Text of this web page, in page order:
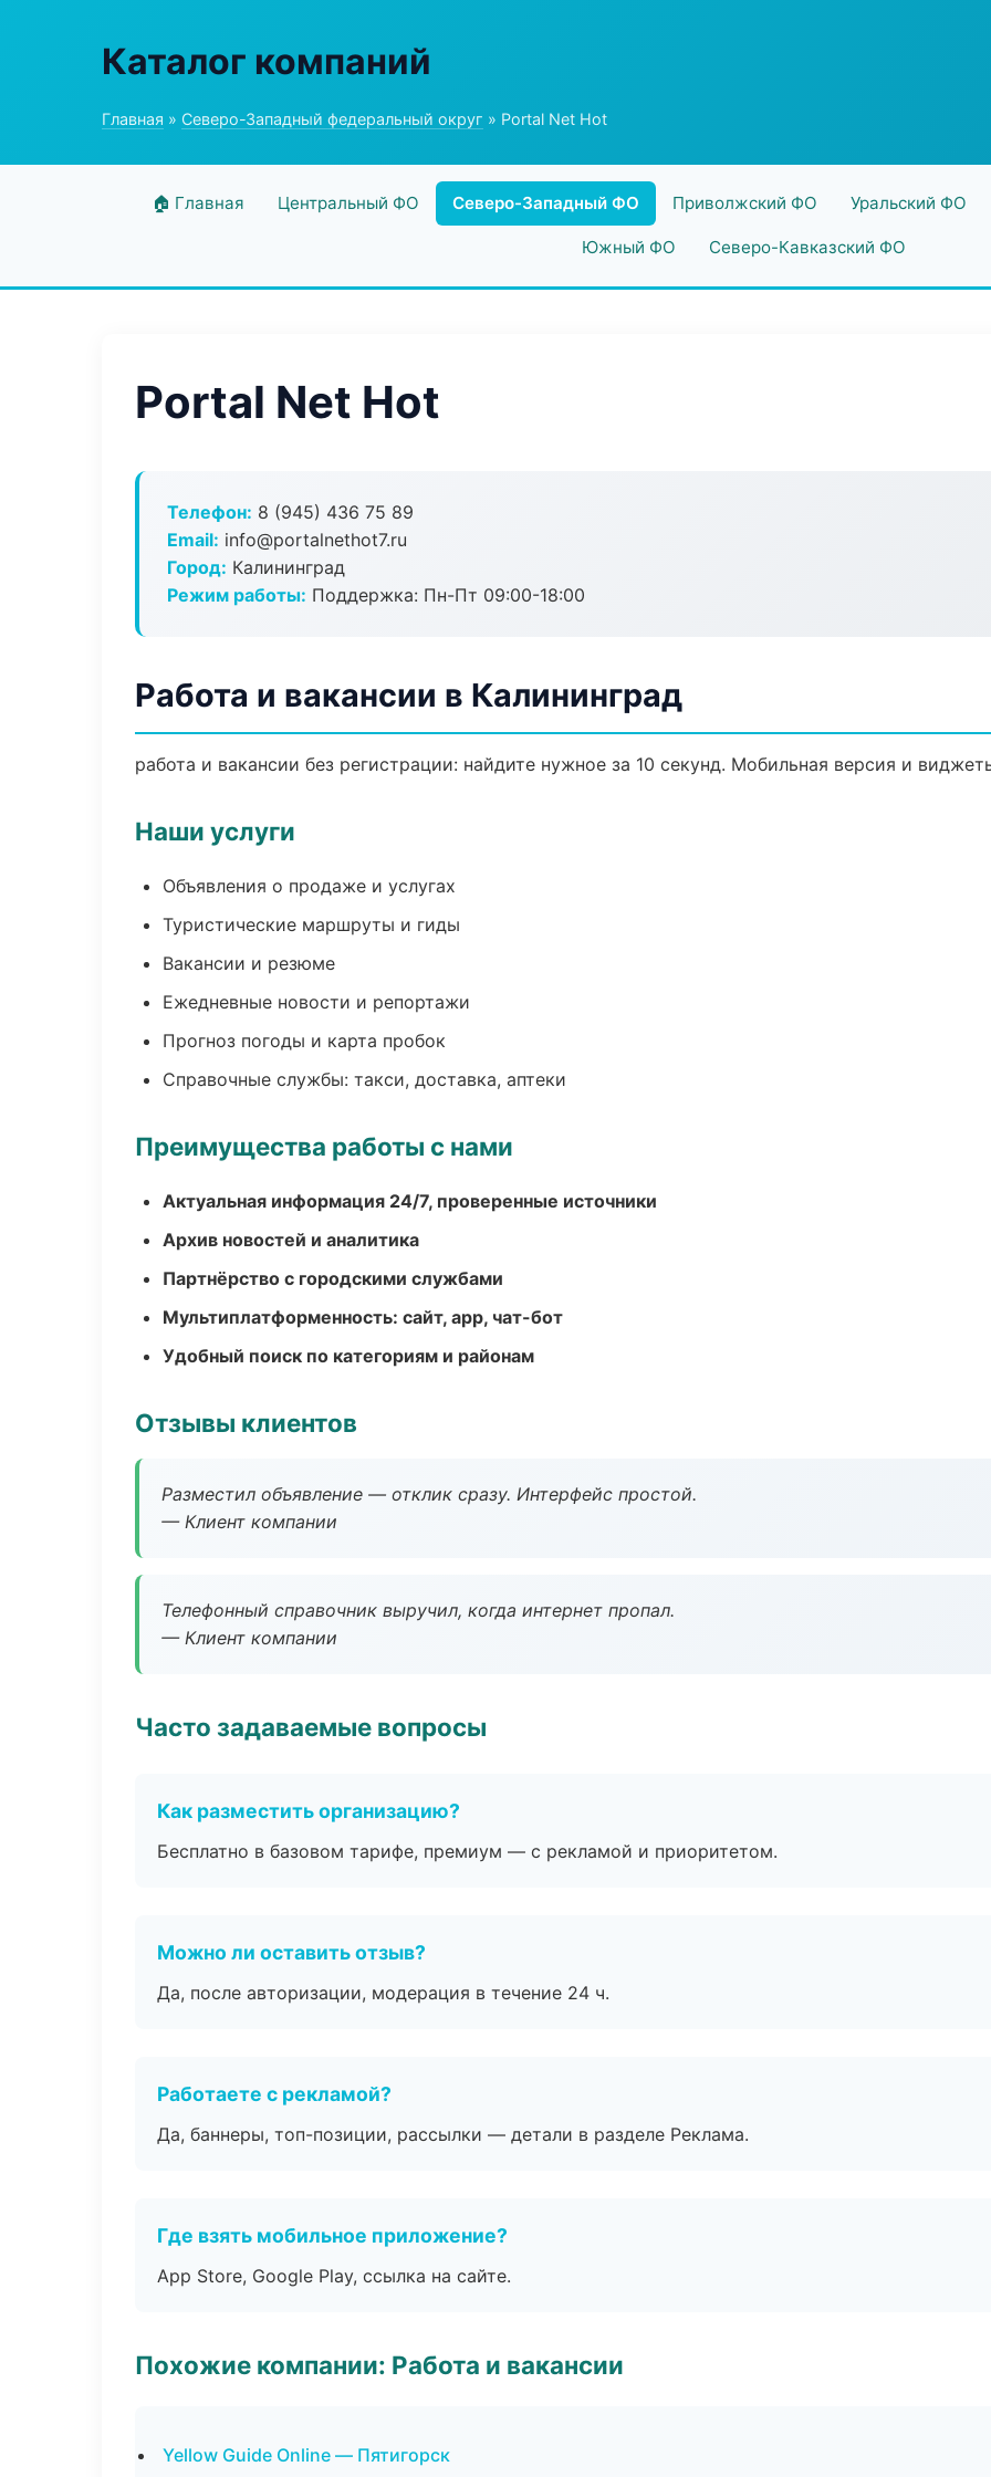
Каталог компаний
Главная » Северо-Западный федеральный округ » Portal Net Hot
🏠 Главная Центральный ФО Северо-Западный ФО Приволжский ФО Уральский ФО
Южный ФО Северо-Кавказский ФО
Portal Net Hot
Телефон: 8 (945) 436 75 89
Email: info@portalnethot7.ru
Город: Калининград
Режим работы: Поддержка: Пн-Пт 09:00-18:00
Работа и вакансии в Калининград
работа и вакансии без регистрации: найдите нужное за 10 секунд. Мобильная версия и
Наши услуги
Объявления о продаже и услугах
Туристические маршруты и гиды
Вакансии и резюме
Ежедневные новости и репортажи
Прогноз погоды и карта пробок
Справочные службы: такси, доставка, аптеки
Преимущества работы с нами
Актуальная информация 24/7, проверенные источники
Архив новостей и аналитика
Партнёрство с городскими службами
Мультиплатформенность: сайт, app, чат-бот
Удобный поиск по категориям и районам
Отзывы клиентов
Разместил объявление — отклик сразу. Интерфейс простой.
— Клиент компании
Телефонный справочник выручил, когда интернет пропал.
— Клиент компании
Часто задаваемые вопросы
Как разместить организацию?
Бесплатно в базовом тарифе, премиум — с рекламой и приоритетом.
Можно ли оставить отзыв?
Да, после авторизации, модерация в течение 24 ч.
Работаете с рекламой?
Да, баннеры, топ-позиции, рассылки — детали в разделе Реклама.
Где взять мобильное приложение?
App Store, Google Play, ссылка на сайте.
Похожие компании: Работа и вакансии
Yellow Guide Online — Пятигорск